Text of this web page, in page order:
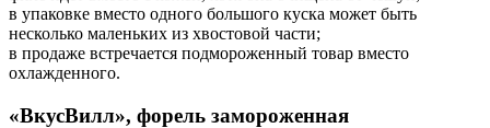
в упаковке вместо одного большого куска может быть
несколько маленьких из хвостовой части;
в продаже встречается подмороженный товар вместо
охлажденного.
«ВкусВилл», форель замороженная